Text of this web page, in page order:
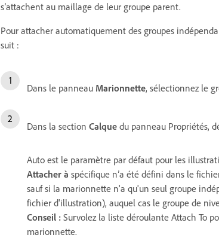
s’attachent au maillage de leur groupe parent.
Pour attacher automatiquement des groupes
suit :
Dans le panneau Marionnette, sélectionnez le
Dans la section Calque du panneau Propriétés,
Auto est le paramètre par défaut pour les
Attacher à spécifique n’a été défini dans le
sauf si la marionnette n'a qu'un seul groupe
fichier d'illustration), auquel cas le groupe de
Conseil : Survolez la liste déroulante Attach To
marionnette.